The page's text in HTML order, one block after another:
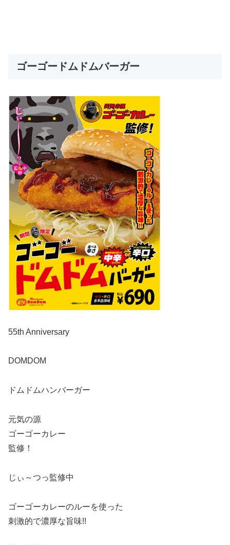
ゴーゴードムドムバーガー
55th Anniversary
DOMDOM
ドムドムハンバーガー
元気の源
ゴーゴーカレー
監修！
じぃ～つっ監修中
ゴーゴーカレーのルーを使った
刺激的で濃厚な旨味!!